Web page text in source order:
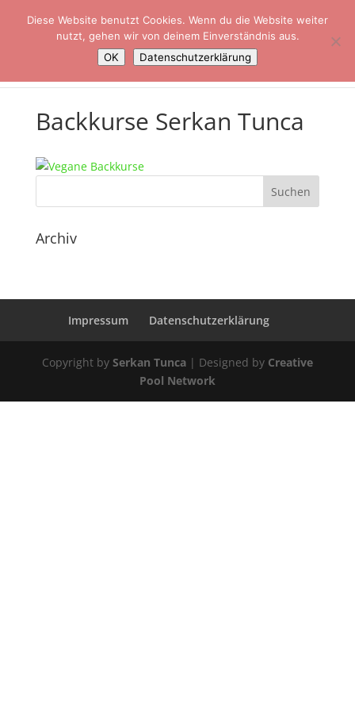
Backkurse Serkan Tunca
Archiv
Impressum Datenschutzerklärung
Copyright by Serkan Tunca| Designed by Creative
Pool Network
Diese Website benutzt Cookies. Wenn du die Website weiter
nutzt, gehen wir von deinem Einverständnis aus.
OK
Datenschutzerklärung